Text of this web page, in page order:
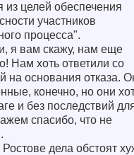
из целей обеспечения
участников
процесса".
я вам скажу, нам еще
Нам хоть ответили со
на основания отказа.
конечно, но они
и без последствий
спасибо, что не
дела обстоят